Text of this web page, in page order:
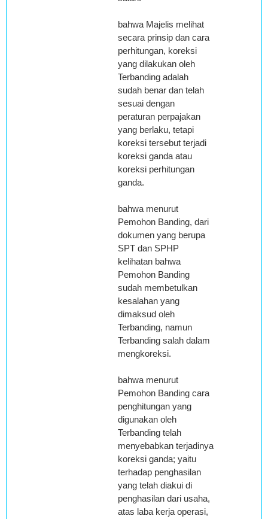
bahwa Majelis melihat
secara prinsip dan cara
perhitungan, koreksi
yang dilakukan oleh
Terbanding adalah
sudah benar dan telah
sesuai dengan
peraturan perpajakan
yang berlaku, tetapi
koreksi tersebut terjadi
koreksi ganda atau
koreksi perhitungan
ganda.
bahwa menurut
Pemohon Banding, dari
dokumen yang berupa
SPT dan SPHP
kelihatan bahwa
Pemohon Banding
sudah membetulkan
kesalahan yang
dimaksud oleh
Terbanding, namun
Terbanding salah dalam
mengkoreksi.
bahwa menurut
Pemohon Banding cara
penghitungan yang
digunakan oleh
Terbanding telah
menyebabkan terjadinya
koreksi ganda; yaitu
terhadap penghasilan
yang telah diakui di
penghasilan dari usaha,
atas laba kerja operasi,